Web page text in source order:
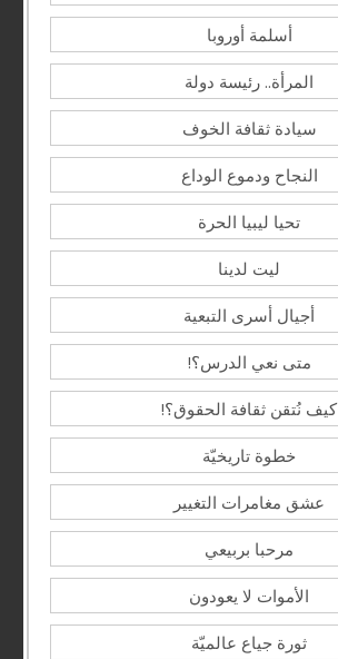
أسلمة أوروبا
المرأة.. رئيسة دولة
سيادة ثقافة الخوف
النجاح ودموع الوداع
تحيا ليبيا الحرة
ليت لدينا
أجيال أسرى التبعية
متى نعي الدرس؟!
كيف نُتقن ثقافة الحقوق؟!
خطوة تاريخيّة
عشق مغامرات التغيير
مرحبا بربيعي
الأموات لا يعودون
ثورة جياع عالميّة